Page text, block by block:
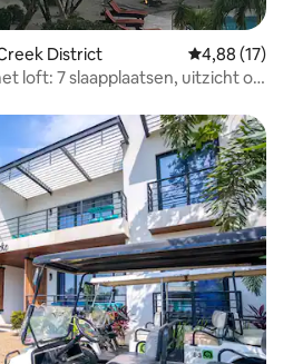
District Gemiddelde
4,88 (17)
loft: 7 slaapplaatsen, uitzicht op